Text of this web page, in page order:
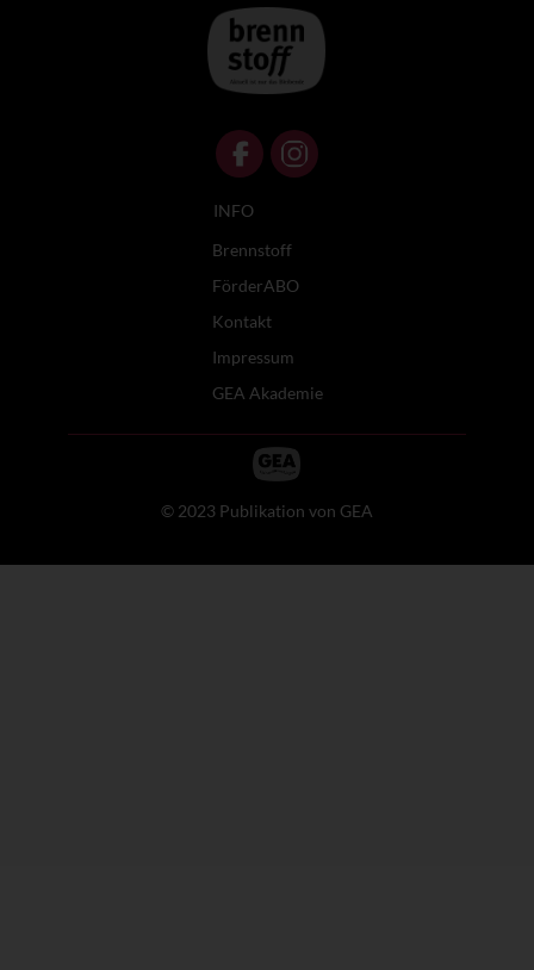
INFO
Brennstoff
FörderABO
Kontakt
Impressum
GEA Akademie
© 2023 Publikation von GEA